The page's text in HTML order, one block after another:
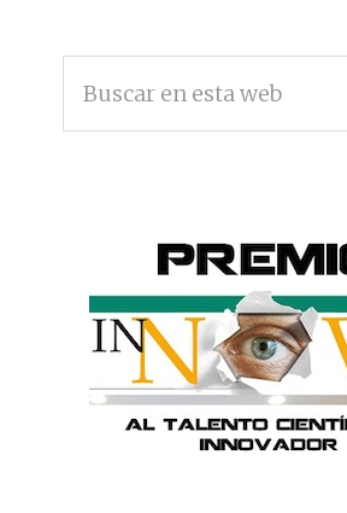
LATERAL
PRINCIPAL
en
esta